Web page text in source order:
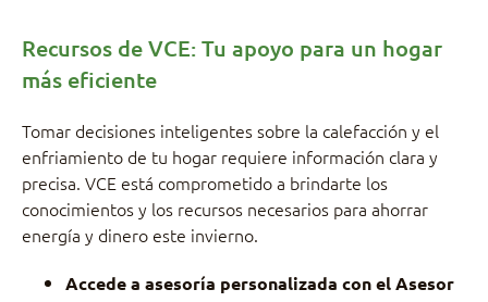
Recursos de VCE: Tu apoyo para un hogar
más eficiente
Tomar decisiones inteligentes sobre la calefacción y el
enfriamiento de tu hogar requiere información clara y
precisa. VCE está comprometido a brindarte los
conocimientos y los recursos necesarios para ahorrar
energía y dinero este invierno.
Accede a asesoría personalizada con el Asesor